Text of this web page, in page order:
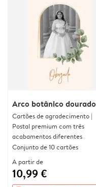
Arco botânico dourado
Cartões de agradecimento |
Postal premium com três
acabamentos diferentes
Conjunto de 10 cartões
A partir de
10,99 €